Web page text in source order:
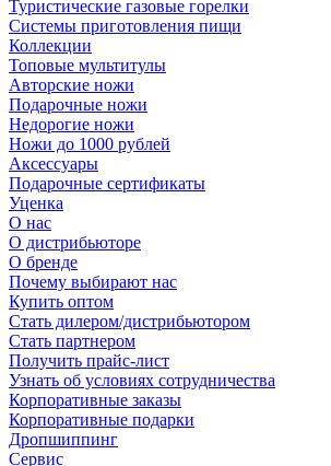
Туристические газовые горелки
Системы приготовления пищи
Коллекции
Топовые мультитулы
Авторские ножи
Подарочные ножи
Недорогие ножи
Ножи до 1000 рублей
Аксессуары
Подарочные сертификаты
Уценка
О нас
О дистрибьюторе
О бренде
Почему выбирают нас
Купить оптом
Стать дилером/дистрибьютором
Стать партнером
Получить прайс-лист
Узнать об условиях сотрудничества
Корпоративные заказы
Корпоративные подарки
Дропшиппинг
Сервис